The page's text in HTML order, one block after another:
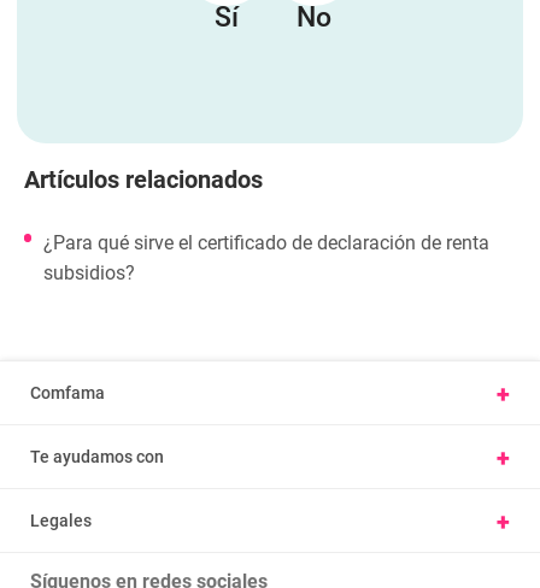
Sí No
Artículos relacionados
¿Para qué sirve el certificado de declaración de renta
subsidios?
Comfama +
Presentar una petición u observación
Trabaje con nosotros
Te ayudamos con +
Parques
Legales +
Síguenos en redes sociales